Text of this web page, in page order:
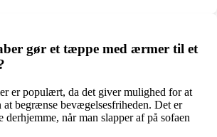
gør et tæppe med ærmer til et
er populært, da det giver mulighed for at
at begrænse bevægelsesfriheden. Det er
derhjemme, når man slapper af på sofaen